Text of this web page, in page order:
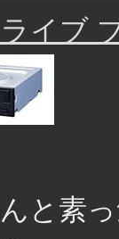
イブ
と素